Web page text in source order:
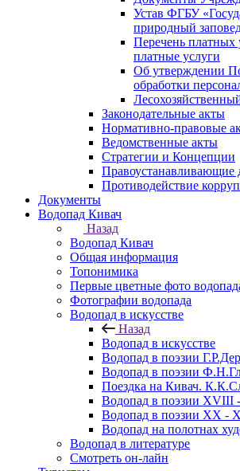
Устав ФГБУ
природный
Перечень платных
платные услуги
Об утверждении
обработки
Законодательные акты
Нормативно-правовые
Ведомственные акты
Стратегии и Концепции
Правоустанавливающие
Противодействие
Документы
Водопад Кивач
Назад
Водопад Кивач
Общая информация
Топонимика
Первые цветные фото
Фотографии водопада
Водопад в искусстве
Назад
Водопад в искусстве
Водопад в поэзии
Водопад в поэзии
Поездка на Кивач.
Водопад в поэзии XVIII
Водопад в поэзии XX -
Водопад на полотнах
Водопад в литературе
Смотреть он-лайн